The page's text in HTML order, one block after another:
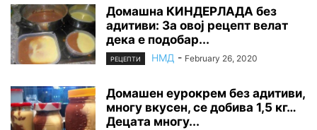
Домашна КИНДЕРЛАДА без
адитиви: За овој рецепт велат
дека е подобар...
РЕЦЕПТИ НМД - February 26, 2020
Домашен еурокрем без адитиви,
многу вкусен, се добива 1,5 кг…
Децата многу...